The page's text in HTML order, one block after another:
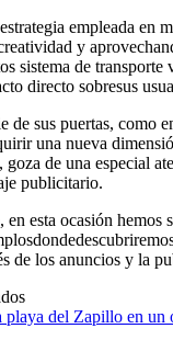
empleada en
y
sistema de transporte
directo sobresus
de sus puertas, como
una nueva
de una especial
publicitario.
esta ocasión hemos
de los anuncios y la
playa del Zapillo en un